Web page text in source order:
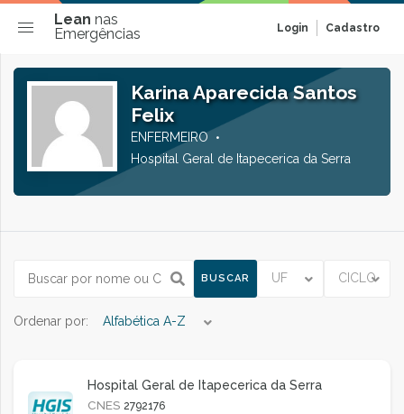
Lean nas
Emergências
Login Cadastro
Karina Aparecida Santos
Felix
ENFERMEIRO
Hospital Geral de Itapecerica da Serra
BUSCAR UF CICLO
Ordenar por: Alfabética A-Z
Hospital Geral de Itapecerica da Serra
CNES 2792176